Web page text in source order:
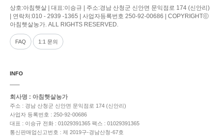
상호:아침햇살 | 대표:이승규 | 주소:경남 산청군 신안면 문익점로 174 (신안리)
| 연락처:010 - 2939 -1365 | 사업자등록번호 250-92-00686 | COPYRIGHTⓒ
아침햇살농가. ALL RIGHTS RESERVED.
FAQ 1:1 문의
INFO
회사명 : 아침햇살농가
주소 : 경남 산청군 신안면 문익점로 174 (신안리)
사업자 등록번호 : 250-92-00686
대표 : 이승규 전화 : 01029391365 팩스 : 01029391365
통신판매업신고번호 : 제 2019구-경남산청-67호